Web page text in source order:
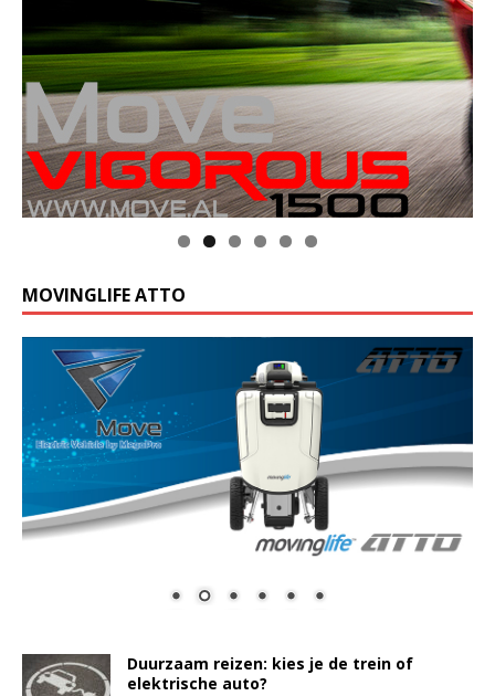
MOVINGLIFE ATTO
Duurzaam reizen: kies je de trein of
elektrische auto?